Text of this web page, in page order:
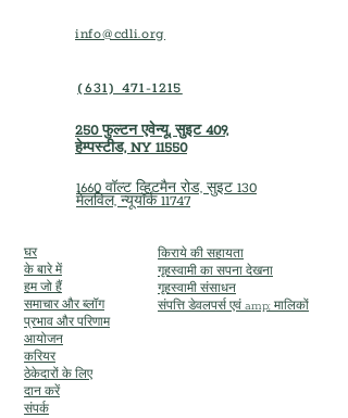
info@cdli.org
(631) 471-1215
250 फुल्टन एवेन्यू, सुइट 409,
हेम्पस्टीड, NY 11550
1660 वॉल्ट व्हिटमैन रोड, सुइट 130
मेलविल, न्यूयॉर्क 11747
घर
के बारे में
हम जो हैं
समाचार और ब्लॉग
प्रभाव और परिणाम
आयोजन
करियर
ठेकेदारों के लिए
दान करें
संपर्क
किराये की सहायता
गृहस्वामी का सपना देखना
गृहस्वामी संसाधन
संपत्ति डेवलपर्स एवं amp; मालिकों